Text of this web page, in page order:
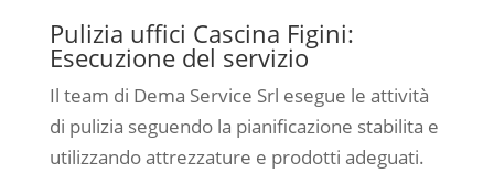
Pulizia uffici Cascina Figini:
Esecuzione del servizio
Il team di Dema Service Srl esegue le attività
di pulizia seguendo la pianificazione stabilita e
utilizzando attrezzature e prodotti adeguati.